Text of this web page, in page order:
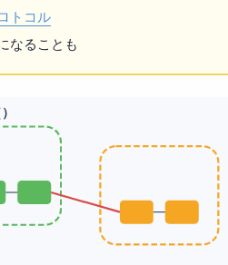
トコル
なることも
Protocol）